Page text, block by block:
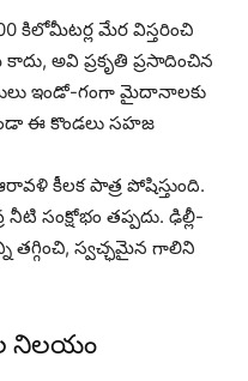
కిలోమీటర్ల మేర విస్తరించి
అవి ప్రకృతి ప్రసాదించిన
ఇండో-గంగా మైదానాలకు
ఈ కొండలు సహజ
కీలక పాత్ర పోషిస్తుంది.
సంక్షోభం తప్పదు. ఢిల్లీ-
తగ్గించి, స్వచ్ఛమైన గాలిని
నిలయం